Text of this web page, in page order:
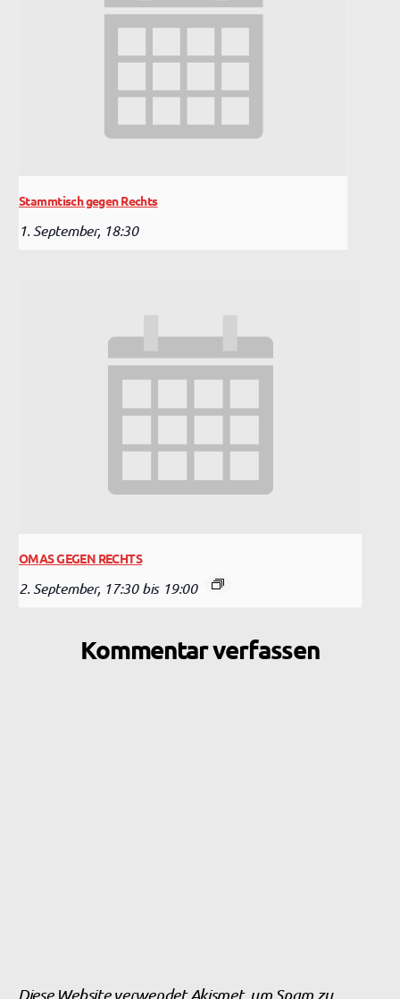
Stammtisch gegen Rechts
1. September, 18:30
OMAS GEGEN RECHTS
2. September, 17:30 bis 19:00
Kommentar verfassen
Diese Website verwendet Akismet, um Spam zu